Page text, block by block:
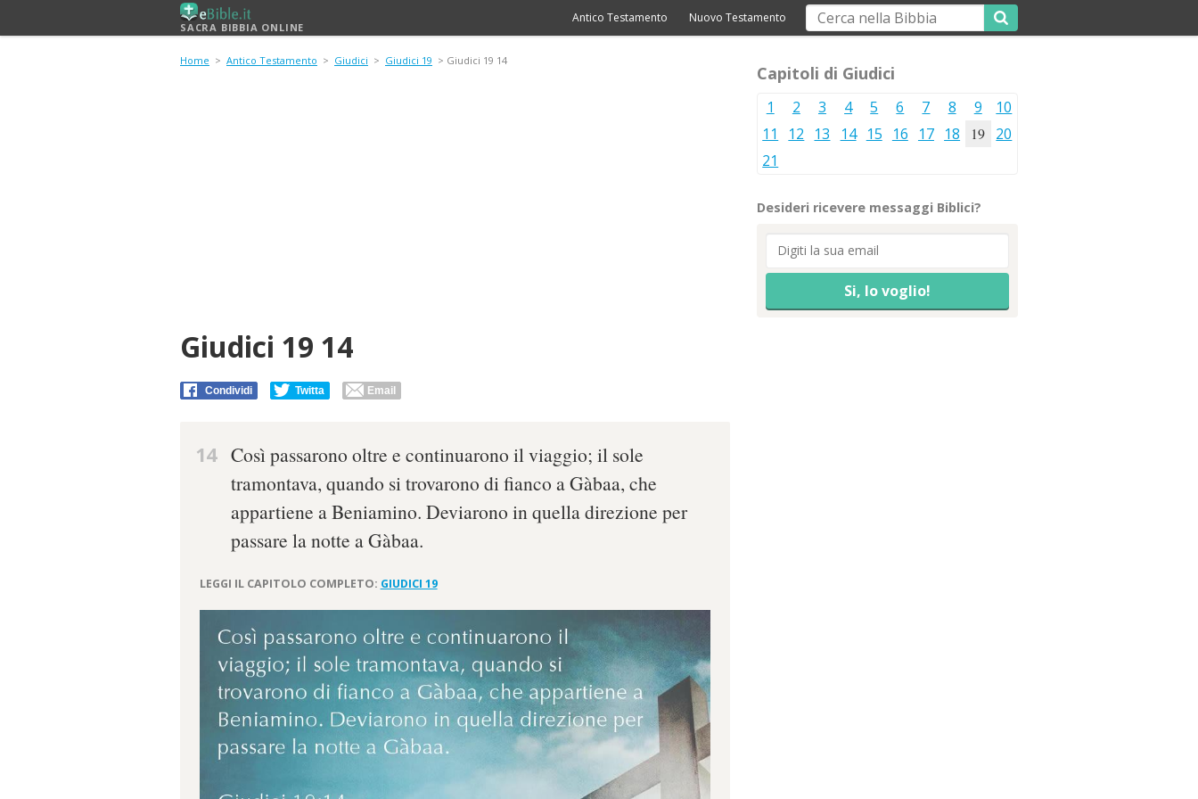
SACRA BIBBIA ONLINE
Antico Testamento Nuovo Testamento
Home > Antico Testamento > Giudici > Giudici 19 > Giudici 19 14
Giudici 19 14
Condividi Twitta Email
14 Così passarono oltre e continuarono il viaggio; il sole
tramontava, quando si trovarono di fianco a Gàbaa, che
appartiene a Beniamino. Deviarono in quella direzione per
passare la notte a Gàbaa.
LEGGI IL CAPITOLO COMPLETO: GIUDICI 19
Capitoli di Giudici
1 2 3 4 5 6 7 8 9
10
11
12 13 14 15 16 17 18 19
20
21
Desideri ricevere messaggi Biblici?